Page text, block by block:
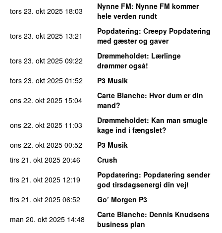
tors 23. okt 2025 18:03 Nynne FM: Nynne FM kommer
hele verden rundt
tors 23. okt 2025 13:21 Popdatering: Creepy Popdatering
med gæster og gaver
tors 23. okt 2025 09:22 Drømmeholdet: Lærlinge
drømmer også!
tors 23. okt 2025 01:52
P3 Musik
ons 22. okt 2025 15:04 Carte Blanche: Hvor dum er din
mand?
ons 22. okt 2025 11:03 Drømmeholdet: Kan man smugle
kage ind i fængslet?
ons 22. okt 2025 00:52
P3 Musik
tirs 21. okt 2025 20:46
Crush
tirs 21. okt 2025 12:19 Popdatering: Popdatering sender
god tirsdagsenergi din vej!
tirs 21. okt 2025 06:52
Go’ Morgen P3
man 20. okt 2025 14:48 Carte Blanche: Dennis Knudsens
business plan